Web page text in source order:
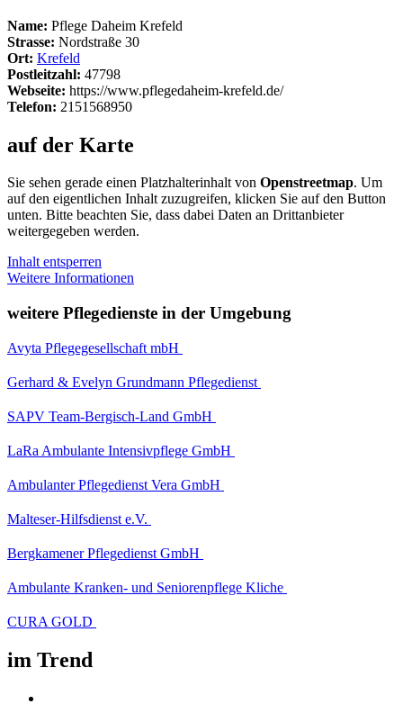
Name: Pflege Daheim Krefeld
Strasse: Nordstraße 30
Ort: Krefeld
Postleitzahl: 47798
Webseite: https://www.pflegedaheim-krefeld.de/
Telefon: 2151568950
auf der Karte
Sie sehen gerade einen Platzhalterinhalt von Openstreetmap. Um
auf den eigentlichen Inhalt zuzugreifen, klicken Sie auf den Button
unten. Bitte beachten Sie, dass dabei Daten an Drittanbieter
weitergegeben werden.
Inhalt entsperren
Weitere Informationen
weitere Pflegedienste in der Umgebung
Avyta Pflegegesellschaft mbH
Gerhard & Evelyn Grundmann Pflegedienst
SAPV Team-Bergisch-Land GmbH
LaRa Ambulante Intensivpflege GmbH
Ambulanter Pflegedienst Vera GmbH
Malteser-Hilfsdienst e.V.
Bergkamener Pflegedienst GmbH
Ambulante Kranken- und Seniorenpflege Kliche
CURA GOLD
im Trend